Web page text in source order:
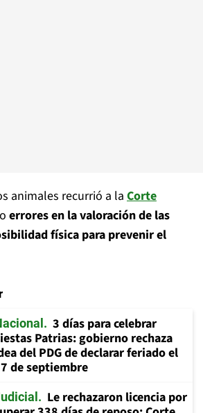
animales recurrió a la Corte
errores en la valoración de las
física para prevenir el
3 días para celebrar
Patrias: gobierno rechaza
del PDG de declarar feriado el
de septiembre
Le rechazaron licencia por